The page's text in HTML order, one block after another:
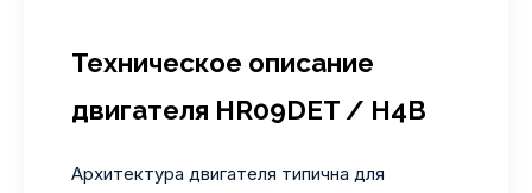
Техническое описание
двигателя HR09DET / H4B
Архитектура двигателя типична для